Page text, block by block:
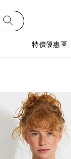
特價優惠區